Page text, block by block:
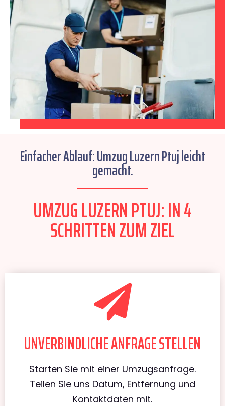
Einfacher Ablauf: Umzug Luzern Ptuj leicht
gemacht.
UMZUG LUZERN PTUJ: IN 4
SCHRITTEN ZUM ZIEL
UNVERBINDLICHE ANFRAGE STELLEN
Starten Sie mit einer Umzugsanfrage.
Teilen Sie uns Datum, Entfernung und
Kontaktdaten mit.